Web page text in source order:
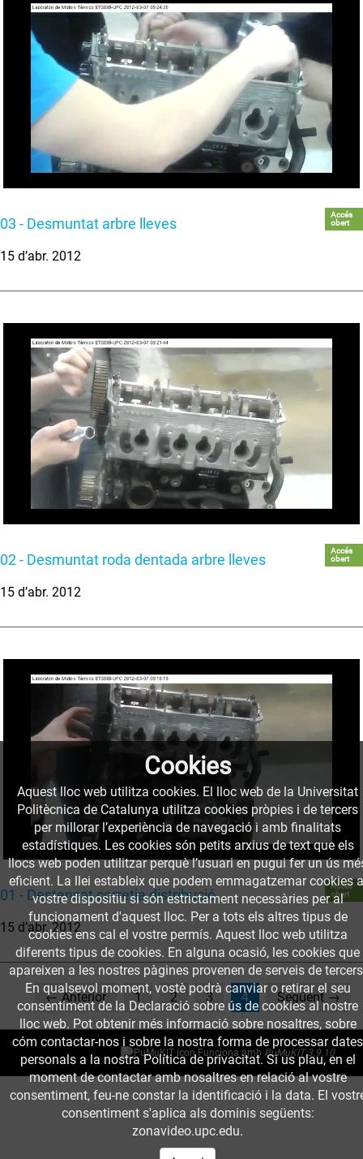
03 - Desmuntat arbre lleves
Accés
obert
15 d’abr. 2012
02 - Desmuntat roda dentada arbre lleves
Accés
obert
15 d’abr. 2012
01 - Destensat corretja distribució
Accés
obert
15 d’abr. 2012
← Anterior 1 2 3 4(current)Següent →
Cookies
Aquest lloc web utilitza cookies. El lloc web de la Universitat
Politècnica de Catalunya utilitza cookies pròpies i de tercers
per millorar l’experiència de navegació i amb finalitats
estadístiques. Les cookies són petits arxius de text que els
llocs web poden utilitzar perquè l’usuari en pugui fer un ús
eficient. La llei estableix que podem emmagatzemar cookies
vostre dispositiu si són estrictament necessàries per al
funcionament d'aquest lloc. Per a tots els altres tipus de
cookies ens cal el vostre permís. Aquest lloc web utilitza
diferents tipus de cookies. En alguna ocasió, les cookies que
apareixen a les nostres pàgines provenen de serveis de
En qualsevol moment, vostè podrà canviar o retirar el seu
consentiment de la Declaració sobre ús de cookies al nostre
lloc web. Pot obtenir més informació sobre nosaltres, sobre
cóm contactar-nos i sobre la nostra forma de processar dates
personals a la nostra Política de privacitat. Si us plau, en el
moment de contactar amb nosaltres en relació al vostre
consentiment, feu-ne constar la identificació i la data. El
consentiment s'aplica als dominis següents:
zonavideo.upc.edu.
Funciona amb PuMuKIT 3.9.10